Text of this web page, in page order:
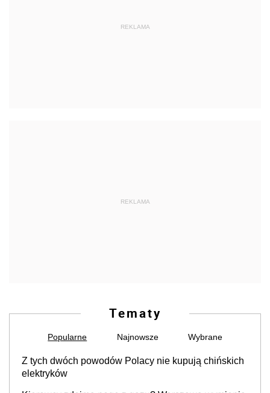
REKLAMA
REKLAMA
Tematy
Popularne Najnowsze Wybrane
Z tych dwóch powodów Polacy nie kupują chińskich
elektryków